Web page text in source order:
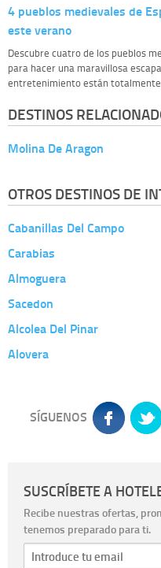
4 pueblos medievales de
este verano
Descubre cuatro de los pueblos
para hacer una maravillosa
entretenimiento están totalmente
DESTINOS
Molina De Aragon
OTROS DESTINOS DE
Cabanillas Del Campo
Carabias
Almoguera
Sacedon
Alcolea Del Pinar
Alovera
SÍGUENOS
SUSCRÍBETE A
Recibe nuestras ofertas,
tenemos preparado para ti.